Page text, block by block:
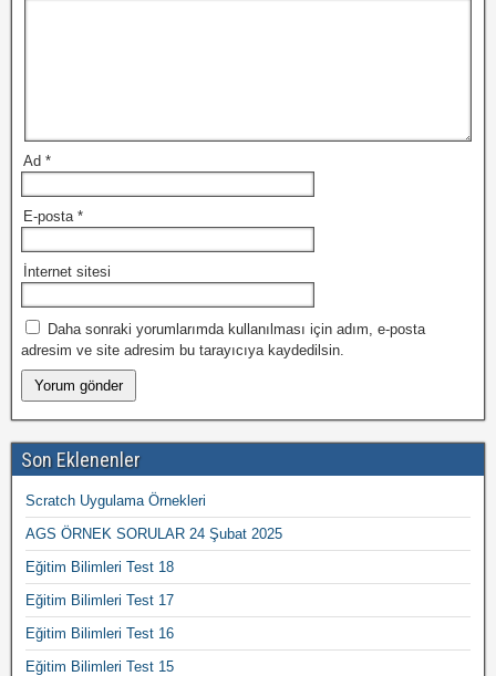
Ad *
E-posta *
İnternet sitesi
Daha sonraki yorumlarımda kullanılması için adım, e-posta
adresim ve site adresim bu tarayıcıya kaydedilsin.
Son Eklenenler
Scratch Uygulama Örnekleri
AGS ÖRNEK SORULAR 24 Şubat 2025
Eğitim Bilimleri Test 18
Eğitim Bilimleri Test 17
Eğitim Bilimleri Test 16
Eğitim Bilimleri Test 15